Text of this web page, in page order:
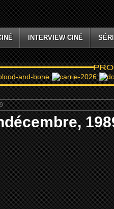
INTERVIEW CINÉ